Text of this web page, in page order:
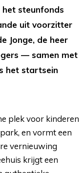
steunfonds
uit voorzitter
Jonge, de heer
— samen met
het startsein
plek voor kinderen
en vormt een
vernieuwing
krijgt een